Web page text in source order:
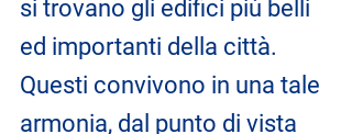
si trovano gli edifici più belli
ed importanti della città.
Questi convivono in una tale
armonia, dal punto di vista